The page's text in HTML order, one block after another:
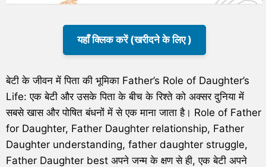
यहाँ क्लिक करें (खरीदने के लिए )
बेटी के जीवन में पिता की भूमिका Father’s Role of Daughter’s
Life: एक बेटी और उसके पिता के बीच के रिश्ते को अक्सर दुनिया में
सबसे खास और पोषित बंधनों में से एक माना जाता है। Role of Father
for Daughter, Father Daughter relationship, Father
Daughter understanding, father daughter struggle,
Father Daughter best अपने जन्म के क्षण से ही, एक बेटी अपने